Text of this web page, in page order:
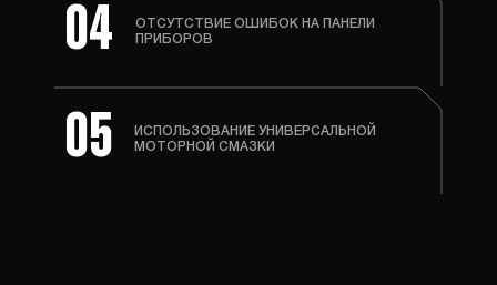
04 ОТСУТСТВИЕ ОШИБОК НА ПАНЕЛИ
ПРИБОРОВ
05
ИСПОЛЬЗОВАНИЕ УНИВЕРСАЛЬНОЙ
МОТОРНОЙ СМАЗКИ